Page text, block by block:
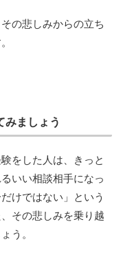
の悲しみからの立ち
みましょう
をした人は、きっと
いい相談相手になっ
けではない」という
その悲しみを乗り越
う。